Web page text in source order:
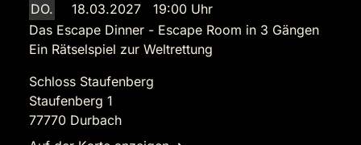
DO.
18.03.2027 19:00 Uhr
Das Escape Dinner - Escape Room in 3 Gängen
Ein Rätselspiel zur Weltrettung
Schloss Staufenberg
Staufenberg 1
77770 Durbach